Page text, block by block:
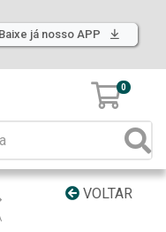
Baixe já nosso APP
0
VOLTAR